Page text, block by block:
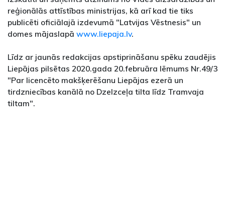
reģionālās attīstības ministrijas, kā arī kad tie tiks
publicēti oficiālajā izdevumā "Latvijas Vēstnesis" un
domes mājaslapā www.liepaja.lv.
Līdz ar jaunās redakcijas apstiprināšanu spēku zaudējis
Liepājas pilsētas 2020.gada 20.februāra lēmums Nr.49/3
"Par licencēto makšķerēšanu Liepājas ezerā un
tirdzniecības kanālā no Dzelzceļa tilta līdz Tramvaja
tiltam".